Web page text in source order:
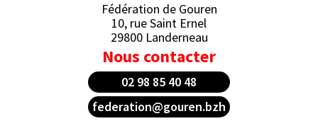
Fédération de Gouren
10, rue Saint Ernel
29800 Landerneau
Nous contacter
02 98 85 40 48
federation@gouren.bzh